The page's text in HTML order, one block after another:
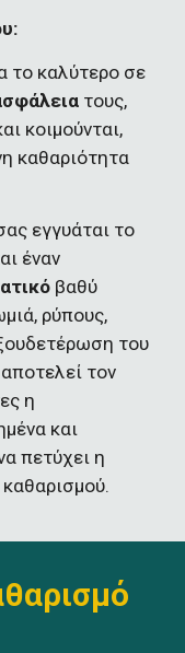
το καλύτερο σε
τους,
κοιμούνται,
καθαριότητα
εγγυάται το
βαθύ
ρύπους,
του
τον
η
και
πετύχει η